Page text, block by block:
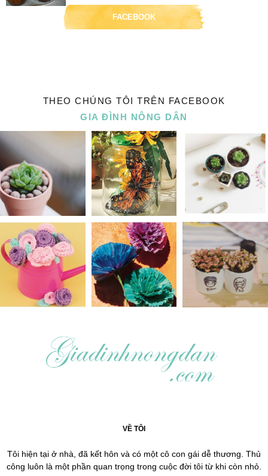
FACEBOOK
THEO CHÚNG TÔI TRÊN FACEBOOK
GIA ĐÌNH NÔNG DÂN
VỀ TÔI
Tôi hiện tại ở nhà, đã kết hôn và có một cô con gái dễ thương. Thủ
công luôn là một phần quan trọng trong cuộc đời tôi từ khi còn nhỏ.